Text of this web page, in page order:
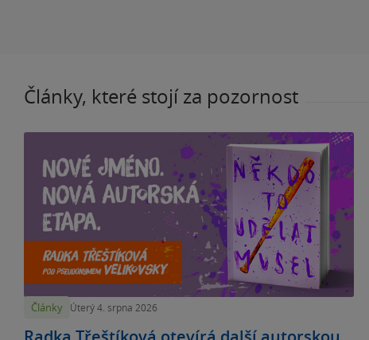
Články, které stojí za pozornost
Články Úterý 4. srpna 2026